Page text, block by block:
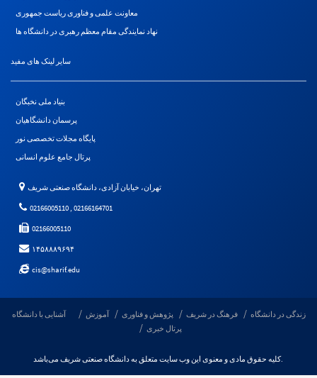
معاونت علمی و فناوری ریاست جمهوری
نهاد نمایندگی مقام معظم رهبری در دانشگاه ها
سایر لینک های مفید
بنیاد ملی نخبگان
پرسمان دانشگاهیان
پایگاه مجلات تخصصی نور
پرتال جامع علوم انسانی
تهران، خیابان آزادی، دانشگاه صنعتی شریف
02166005110 , 02166164701
02166005110
۱۴۵۸۸۸۹۶۹۴
cis@sharif.edu
آشنایی با دانشگاه آموزش پژوهش و فناوری فرهنگ در شریف
زندگی در دانشگاه
پرتال خبری
کلیه حقوق مادی و معنوی این وب سایت متعلق به دانشگاه صنعتی شریف می‌باشد.